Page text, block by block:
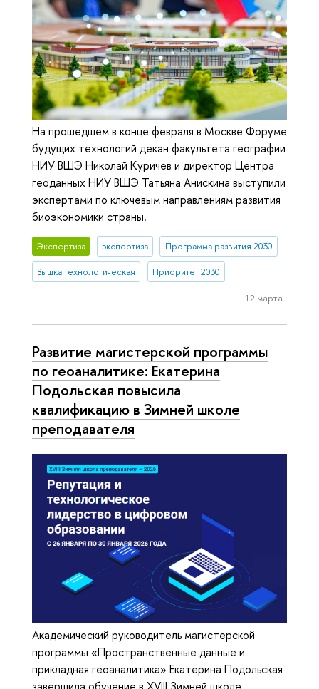
На прошедшем в конце февраля в Москве Форуме
будущих технологий декан факультета географии
НИУ ВШЭ Николай Куричев и директор Центра
геоданных НИУ ВШЭ Татьяна Анискина выступили
экспертами по ключевым направлениям развития
биоэкономики страны.
Экспертиза экспертиза Программа развития 2030
Вышка технологическая Приоритет 2030
12 марта
Развитие магистерской программы
по геоаналитике: Екатерина
Подольская повысила
квалификацию в Зимней школе
преподавателя
Академический руководитель магистерской
программы «Пространственные данные и
прикладная геоаналитика» Екатерина Подольская